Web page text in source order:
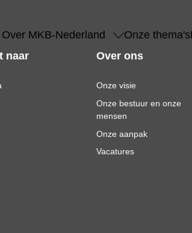
Over MKB-Nederland Onze thema's
naar Over ons
Onze visie
Onze bestuur en onze
mensen
Onze aanpak
Vacatures